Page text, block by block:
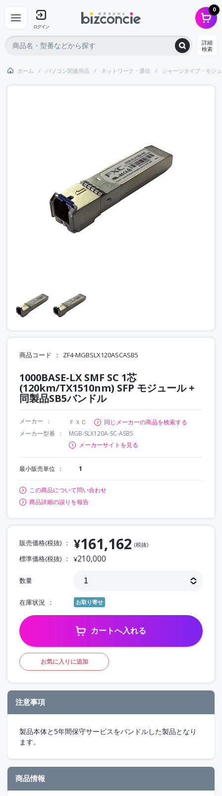
ログイン
0
詳細
検索
ホーム パソコン関連用品 ネットワーク・通信 シャーシタイプ・モジ
商品コード ZF4-MGBSLX120ASCASB5
1000BASE-LX SMF SC 1芯
(120km/TX1510nm) SFP モジュール +
同製品SB5バンドル
メーカー ＦＸＣ
同じメーカーの商品を検索する
メーカー型番
MGB-SLX120A-SC-ASB5
メーカーサイトを見る
最小販売単位 1
この商品について問い合わせ
商品詳細の誤りを報告
販売価格(税抜) ¥161,162 (税抜)
標準価格(税抜) ¥210,000
数量
在庫状況 お取り寄せ
カートへ入れる
お気に入りに追加
注意事項
製品本体と5年間保守サービスをバンドルした製品となり
ます。
商品情報